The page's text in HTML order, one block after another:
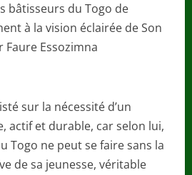
bâtisseurs du Togo de
à la vision éclairée de Son
Faure Essozimna
sur la nécessité d’un
actif et durable, car selon lui,
Togo ne peut se faire sans la
de sa jeunesse, véritable